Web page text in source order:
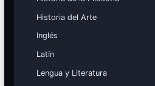
Historia del Arte
Inglés
Latín
Lengua y Literatura